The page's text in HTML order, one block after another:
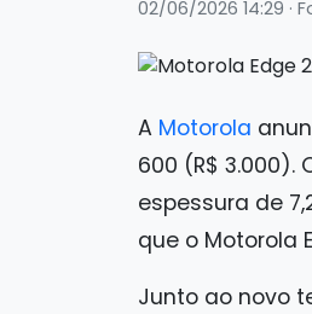
02/06/2026 14:29 ·
A Motorola
600 (R$
espessura de
que o Motorola
Junto ao novo